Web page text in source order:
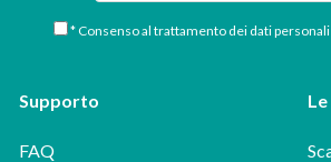
* Consenso al trattamento dei dati
Supporto
FAQ